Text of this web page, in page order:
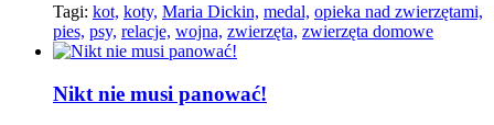
Tagi: kot, koty, Maria Dickin, medal, opieka nad zwierzętami,
pies, psy, relacje, wojna, zwierzęta, zwierzęta domowe
Nikt nie musi panować!